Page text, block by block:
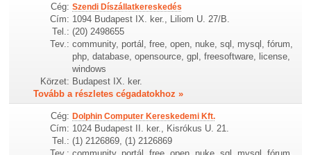
Cég: Szendi Díszállatkereskedés
Cím: 1094 Budapest IX. ker., Liliom U. 27/B.
Tel.: (20) 2498655
Tev.: community, portál, free, open, nuke, sql, mysql, fórum,
php, database, opensource, gpl, freesoftware, license,
windows
Körzet: Budapest IX. ker.
Tovább a részletes cégadatokhoz »
Cég: Dolphin Computer Kereskedemi Kft.
Cím: 1024 Budapest II. ker., Kisrókus U. 21.
Tel.: (1) 2126869, (1) 2126869